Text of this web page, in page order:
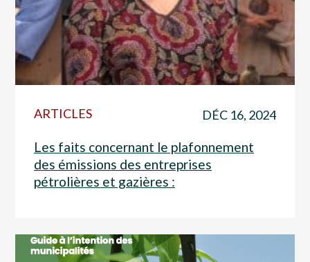
ARTICLES DÉC 16, 2024
Les faits concernant le plafonnement
des émissions des entreprises
pétrolières et gazières :